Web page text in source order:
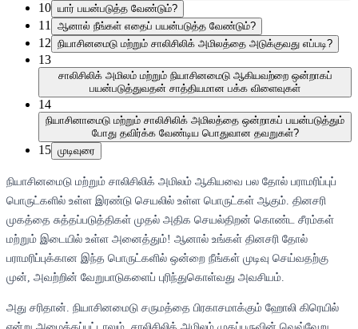
10 யார் பயன்படுத்த வேண்டும்?
11 ஆனால் நீங்கள் எதைப் பயன்படுத்த வேண்டும்?
12 நியாசினமைடு மற்றும் சாலிசிலிக் அமிலத்தை அடுக்குவது எப்படி?
13
சாலிசிலிக் அமிலம் மற்றும் நியாசினமைடு ஆகியவற்றை ஒன்றாகப்
பயன்படுத்துவதன் சாத்தியமான பக்க விளைவுகள்
14
நியாசினாமைடு மற்றும் சாலிசிலிக் அமிலத்தை ஒன்றாகப் பயன்படுத்தும்
போது தவிர்க்க வேண்டிய பொதுவான தவறுகள்?
15 முடிவுரை
நியாசினமைடு மற்றும் சாலிசிலிக் அமிலம் ஆகியவை பல தோல் பராமரிப்புப்
பொருட்களில் உள்ள இரண்டு செயலில் உள்ள பொருட்கள் ஆகும். தினசரி
முகத்தை சுத்தப்படுத்திகள் முதல் அதிக செயல்திறன் கொண்ட சீரம்கள்
மற்றும் இடையில் உள்ள அனைத்தும்! ஆனால் உங்கள் தினசரி தோல்
பராமரிப்புக்கான இந்த பொருட்களில் ஒன்றை நீங்கள் முடிவு செய்வதற்கு
முன், அவற்றின் வேறுபாடுகளைப் புரிந்துகொள்வது அவசியம்.
அது சரிதான். நியாசினமைடு சருமத்தை பிரகாசமாக்கும் ஹோலி கிரெயில்